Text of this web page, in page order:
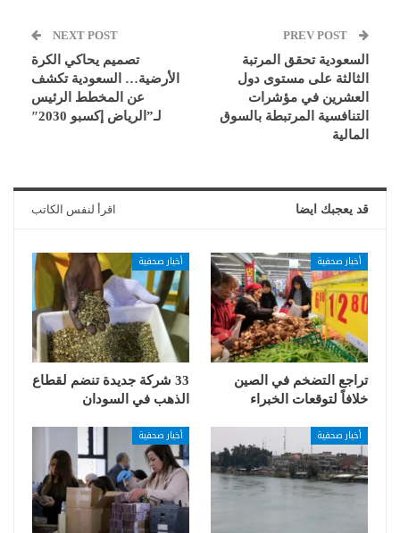
السعودية تحقق المرتبة
الثالثة على مستوى دول
العشرين في مؤشرات
التنافسية المرتبطة بالسوق
المالية
NEXT POST
تصميم يحاكي الكرة
الأرضية… السعودية تكشف
عن المخطط الرئيس
لـ”الرياض إكسبو 2030″
قد يعجبك ايضا اقرأ لنفس الكاتب
أخبار صحفية
تراجع التضخم في الصين
خلافاً لتوقعات الخبراء
أخبار صحفية
33 شركة جديدة تنضم لقطاع
الذهب في السودان
أخبار صحفية أخبار صحفية